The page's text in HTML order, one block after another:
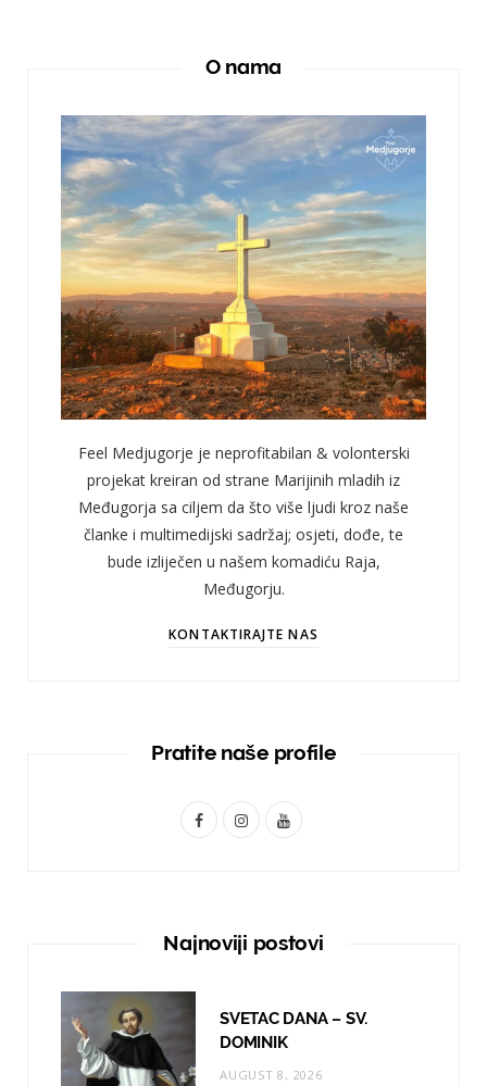
O nama
Feel Medjugorje je neprofitabilan & volonterski
projekat kreiran od strane Marijinih mladih iz
Međugorja sa ciljem da što više ljudi kroz naše
članke i multimedijski sadržaj; osjeti, dođe, te
bude izliječen u našem komadiću Raja,
Međugorju.
KONTAKTIRAJTE NAS
Pratite naše profile
F
I
t
r
a
Y
T
Najnoviji postovi
SVETAC DANA – SV.
DOMINIK
AUGUST 8, 2026